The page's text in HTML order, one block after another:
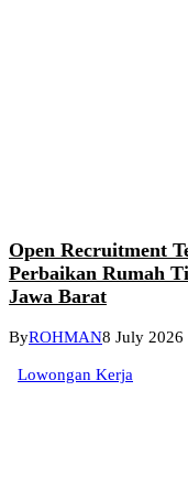
Open Recruitment
Perbaikan Rumah
Jawa Barat
ByROHMAN8 July 2026
Lowongan Kerja